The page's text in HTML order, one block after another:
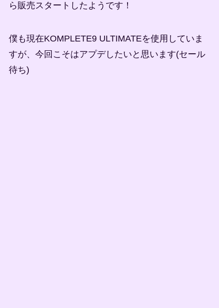
ら販売スタートしたようです！
僕も現在KOMPLETE9 ULTIMATEを使用していま
すが、今回こそはアプデしたいと思います(セール
待ち)